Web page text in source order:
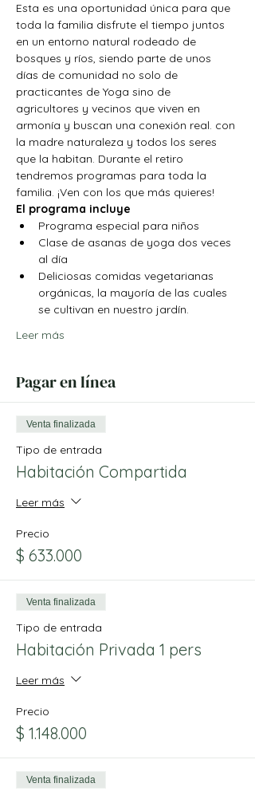
Esta es una oportunidad única para que
toda la familia disfrute el tiempo juntos
en un entorno natural rodeado de
bosques y ríos, siendo parte de unos
días de comunidad no solo de
practicantes de Yoga sino de
agricultores y vecinos que viven en
armonía y buscan una conexión real. con
la madre naturaleza y todos los seres
que la habitan. Durante el retiro
tendremos programas para toda la
familia. ¡Ven con los que más quieres!
El programa incluye
Programa especial para niños
Clase de asanas de yoga dos veces
al día
Deliciosas comidas vegetarianas
orgánicas, la mayoría de las cuales
se cultivan en nuestro jardín.
Leer más
Pagar en línea
Venta finalizada
Tipo de entrada
Habitación Compartida
Leer más
Precio
$ 633.000
Venta finalizada
Tipo de entrada
Habitación Privada 1 pers
Leer más
Precio
$ 1.148.000
Venta finalizada